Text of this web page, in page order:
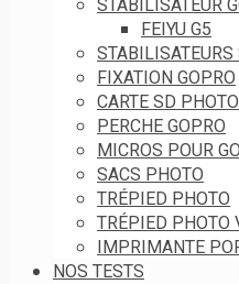
STABILISATEUR
FEIYU G5
FIXATION GOPRO
CARTE SD PHOTO
PERCHE GOPRO
MICROS POUR
SACS PHOTO
TRÉPIED PHOTO
TRÉPIED PHOTO
IMPRIMANTE
NOS TESTS